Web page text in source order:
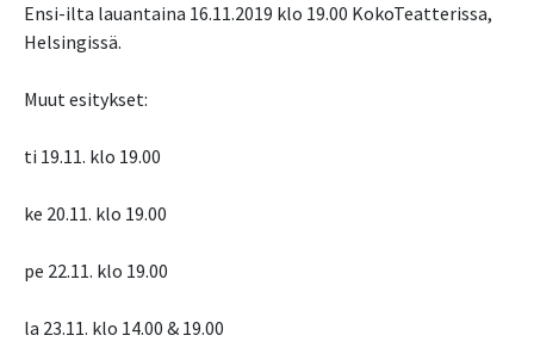
Ensi-ilta lauantaina 16.11.2019 klo 19.00 KokoTeatterissa,
Helsingissä.
Muut esitykset:
ti 19.11. klo 19.00
ke 20.11. klo 19.00
pe 22.11. klo 19.00
la 23.11. klo 14.00 & 19.00